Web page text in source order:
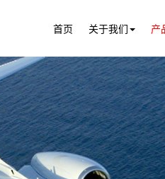
首页 关于我们 产